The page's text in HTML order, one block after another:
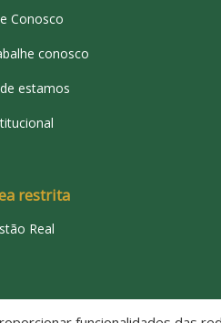
Conosco
conosco
estamos
restrita
Real